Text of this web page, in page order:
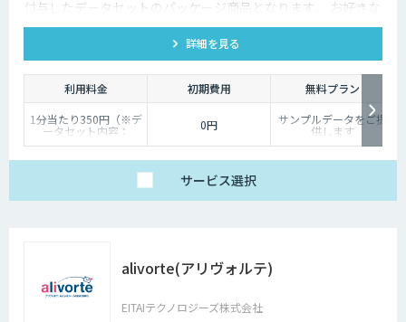
付与したデータセットのパッケージ商品となります。 お好きな
発話カテゴリよりお買い求めいただけます。
詳細を見る
利用料金 初期費用
無料プラン
1分当たり350円（※デ
ータセット内容：
wav/txt/eaf）
0円 サンプルデータをご提
供します
サービス選択
alivorte(アリヴォルテ)
EITAIテクノロジーズ株式会社